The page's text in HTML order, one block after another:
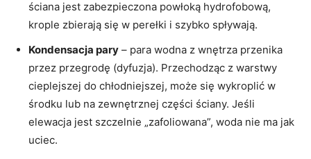
ściana jest zabezpieczona powłoką hydrofobową,
krople zbierają się w perełki i szybko spływają.
Kondensacja pary – para wodna z wnętrza przenika
przez przegrodę (dyfuzja). Przechodząc z warstwy
cieplejszej do chłodniejszej, może się wykroplić w
środku lub na zewnętrznej części ściany. Jeśli
elewacja jest szczelnie „zafoliowana”, woda nie ma jak
uciec.